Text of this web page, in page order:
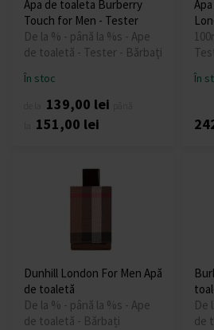
Apa de toaleta Burberry
Touch for Men - Tester
De la % - până la %s - Ape
de toaletă - Tester - Bărbați
În stoc
139,00 lei
151,00 lei
În
Dunhill London For Men Apă
de toaletă
De la % - până la %s - Ape
de toaletă - Bărbați
De
de